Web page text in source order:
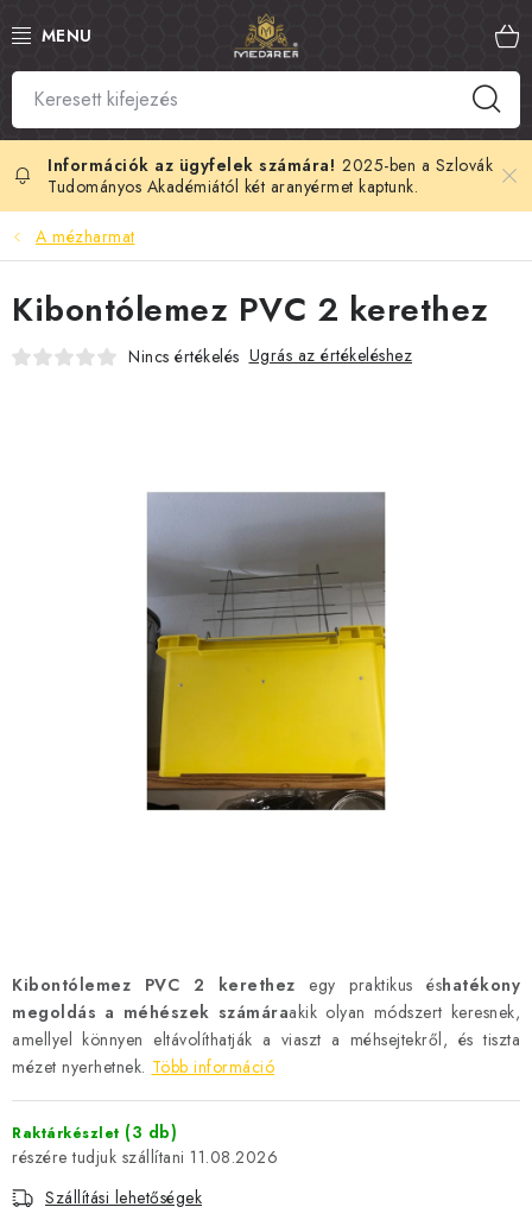
tartalomhoz
SZLOVÁK MÉZ
MANUKA MÉZ
MÉHPEMPŐ
KIRÁLYI ZSELÉ
MÉZ AJÁNDÉKCSOMAGOK
VIASZ TERMÉKEK
A MÉHÉSZETI TERMÉKEK KIEGÉSZÍTŐI
MÉZES ÉDESSÉG
IRODALOM - KÖNYVEK
HÍREK
CSOKOLÁDÉ
2025-ben a Szlovák
Tudományos Akadémiától két aranyérmet kaptunk.
A mézharmat
Kibontólemez PVC 2 kerethez egy praktikus éshatékony
megoldás a méhészek számáraakik olyan módszert keresnek,
amellyel könnyen eltávolíthatják a viaszt a méhsejtekről, és tiszta
mézet nyerhetnek. Több információ
Raktárkészlet (3 db)
11.08.2026
Szállítási lehetőségek
Kibontólemez PVC 2 kerethez
Nincs értékelés Ugrás az értékeléshez